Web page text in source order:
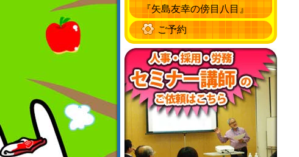
『矢島友幸の傍目八目』
ご予約